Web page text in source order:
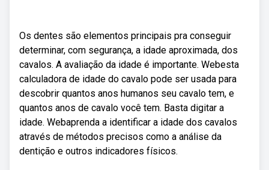
Os dentes são elementos principais pra conseguir
determinar, com segurança, a idade aproximada, dos
cavalos. A avaliação da idade é importante. Webesta
calculadora de idade do cavalo pode ser usada para
descobrir quantos anos humanos seu cavalo tem, e
quantos anos de cavalo você tem. Basta digitar a
idade. Webaprenda a identificar a idade dos cavalos
através de métodos precisos como a análise da
dentição e outros indicadores físicos.